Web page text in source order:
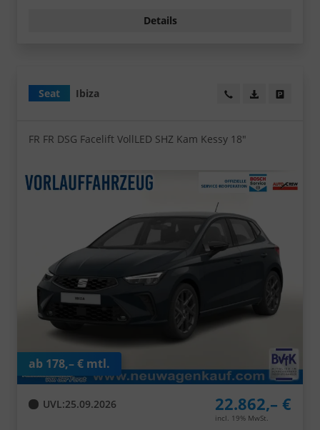
Details
Seat Ibiza Wir rufen Sie an!
PDF-Datei,
FR FR DSG Facelift VollLED SHZ Kam Kessy 18"
UVL:25.09.2026 22.862,– €
incl. 19% MwSt.
ab 178,– € mtl.